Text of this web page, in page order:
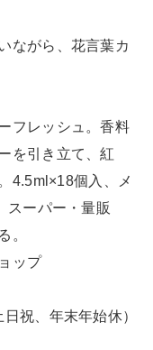
ながら、花言葉カ
フレッシュ。香料
を引き立て、紅
4.5ml×18個入、メ
スーパー・量販
。
ップ
祝、年末年始休）